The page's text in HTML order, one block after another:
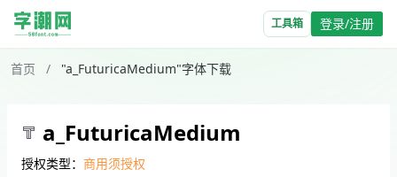
工具箱 登录/注册
首页 / "a_FuturicaMedium"字体下载
a_FuturicaMedium
授权类型： 商用须授权